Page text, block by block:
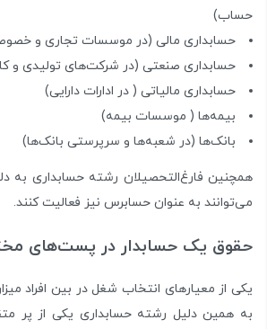
حساب)
حسابداری مالی (در موسسات تجاری و
حسابداری صنعتی (در شرکت‌های تولیدی و
حسابداری مالیاتی ( در ادارات دارایی)
بیمه‌ها ( موسسات بیمه)
بانک‌ها (در شعبه‌ها و سرپرستی بانک‌ها)
همچنین فارغ‌التحصیلان رشته حسابداری به
می‌توانند به عنوان حسابرس نیز فعالیت کنند.
حقوق یک حسابدار در پست‌های
یکی از معیار‌های انتخاب شغل در بین افراد
به همین دلیل رشته حسابداری یکی از پر